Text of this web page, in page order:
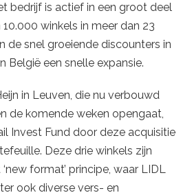
bedrijf is actief in een groot deel
10.000 winkels in meer dan 23
de snel groeiende discounters in
België een snelle expansie.
in Leuven, die nu verbouwd
de komende weken opengaat,
Invest Fund door deze acquisitie
Deze drie winkels zijn
format’ principe, waar LIDL
ook diverse vers- en